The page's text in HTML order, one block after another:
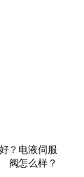
？电液伺服
阀怎么样？